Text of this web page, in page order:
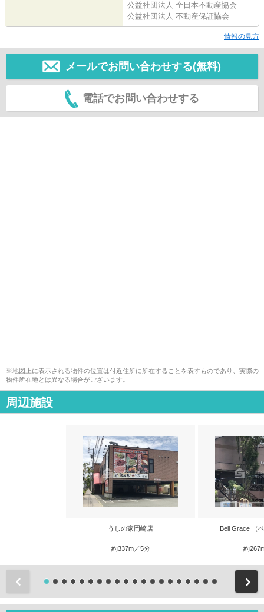
公益社団法人 全日本不動産協会
公益社団法人 不動産保証協会
情報の見方
メールでお問い合わせする(無料)
電話でお問い合わせする
※地図上に表示される物件の位置は付近住所に所在することを表すものであり、実際の
物件所在地とは異なる場合がございます。
周辺施設
うしの家岡崎店
約337m／5分
Bell Grace （
約